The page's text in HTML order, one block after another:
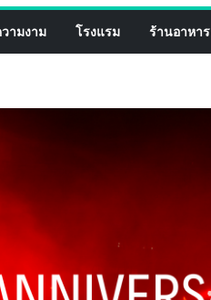
กลาง “มนต์เสน่ห์เกษตรไทย สู่
ค้าเกษตรคุณภาพจากทั่ว
นเมือง
น
ามงาม โรงแรม ร้านอาหาร